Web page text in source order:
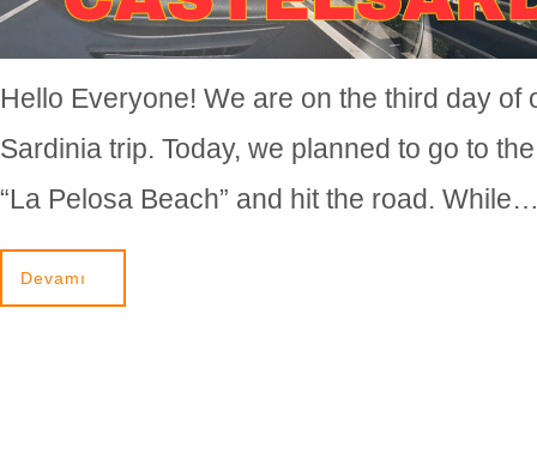
Hello Everyone! We are on the third day of
Sardinia trip. Today, we planned to go to
“La Pelosa Beach” and hit the road.
Devamı